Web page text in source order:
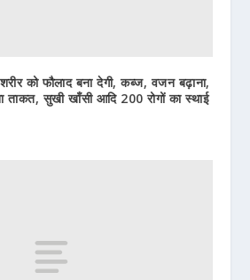
को फौलाद बना देगी, कब्ज, वजन बढ़ाना,
ताकत, सुखी खाँसी आदि 200 रोगों का स्थाई